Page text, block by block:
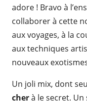
adore ! Bravo à
collaborer à cette
aux voyages, à la
aux techniques
nouveaux
Un joli mix, dont
cherà le secret. Un